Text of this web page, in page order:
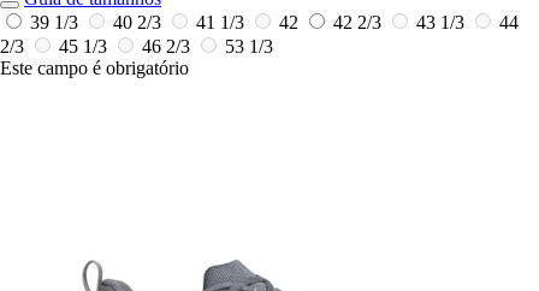
39 1/3
40 2/3 41 1/3 42 42 2/3 43 1/3
44
2/3
45 1/3 46 2/3
53 1/3
Este campo é obrigatório